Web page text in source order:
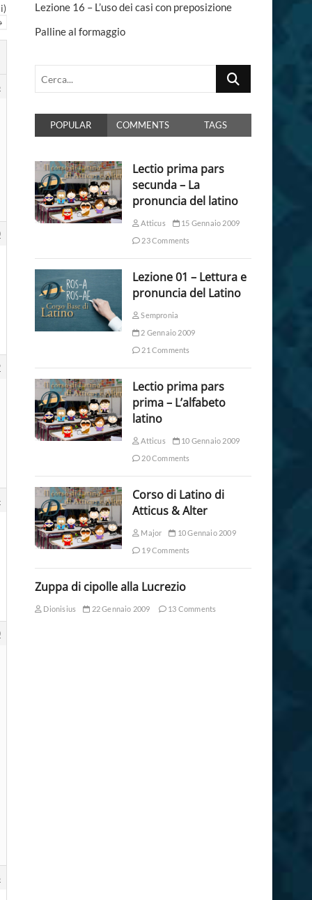
Lezione 16 – L’uso dei casi con preposizione
Palline al formaggio
Cerca...
POPULAR COMMENTS TAGS
Lectio prima pars
secunda – La
pronuncia del latino
Atticus
15 Gennaio 2009
23 Comments
Lezione 01 – Lettura e
pronuncia del Latino
Sempronia
2 Gennaio 2009
21 Comments
Lectio prima pars
prima – L’alfabeto
latino
Atticus
10 Gennaio 2009
20 Comments
Corso di Latino di
Atticus & Alter
Major
10 Gennaio 2009
19 Comments
Zuppa di cipolle alla Lucrezio
Dionisius 22 Gennaio 2009 13 Comments